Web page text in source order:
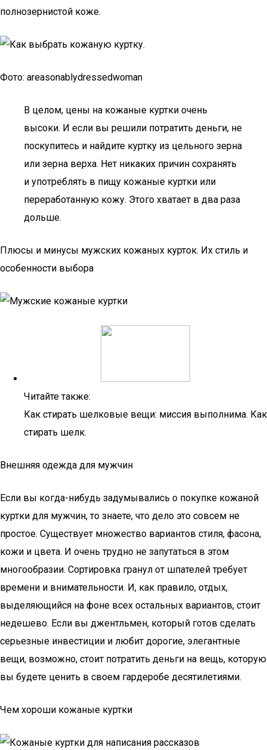
полнозернистой коже.
Фото: areasonablydressedwoman
В целом, цены на кожаные куртки очень
высоки. И если вы решили потратить деньги, не
поскупитесь и найдите куртку из цельного зерна
или зерна верха. Нет никаких причин сохранять
и употреблять в пищу кожаные куртки или
переработанную кожу. Этого хватает в два раза
дольше.
Плюсы и минусы мужских кожаных курток. Их стиль и
особенности выбора
Читайте также:
Как стирать шелковые вещи: миссия выполнима. Как
стирать шелк.
Внешняя одежда для мужчин
Если вы когда-нибудь задумывались о покупке кожаной
куртки для мужчин, то знаете, что дело это совсем не
простое. Существует множество вариантов стиля, фасона,
кожи и цвета. И очень трудно не запутаться в этом
многообразии. Сортировка гранул от шпателей требует
времени и внимательности. И, как правило, отдых,
выделяющийся на фоне всех остальных вариантов, стоит
недешево. Если вы джентльмен, который готов сделать
серьезные инвестиции и любит дорогие, элегантные
вещи, возможно, стоит потратить деньги на вещь, которую
вы будете ценить в своем гардеробе десятилетиями.
Чем хороши кожаные куртки